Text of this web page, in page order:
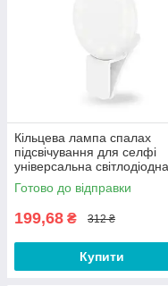
Кільцева лампа спалах
підсвічування для селфі
універсальна
акумулятором Selfie Ring
Біла
Готово до відправки
199,68 ₴ 312 ₴
Купити